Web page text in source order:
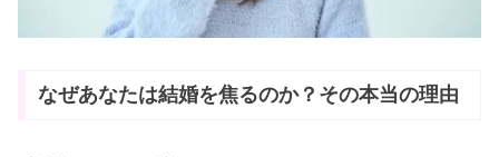
なぜあなたは結婚を焦るのか？その本当の理由